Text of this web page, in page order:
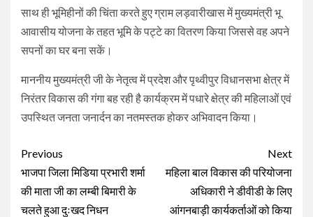
साथ ही भूमिहीनों की चिंता करते हुए ग्राम लड़वारीखास में मुख्यमंत्री भू
आवासीय योजना के तहत भूमि के पट्टे का वितरण किया जिससे वह अपने
सपनों का घर बना सकें।
माननीय मुख्यमंत्री जी के नेतृत्व में प्रदेश और पृथ्वीपुर विधानसभा क्षेत्र में
निरंतर विकास की गंगा बह रही है कार्यक्रम में पधारे क्षेत्र की महिलाओं एवं
उपस्थित जनता जनार्दन का नतमस्तक होकर अभिवादन किया।
Continue
Reading
Previous
भाजपा जिला मिडिया प्रभारी शर्मा
की माता जी का लम्बी बिमारी के
चलते हुआ दुःखद निधन
Next
महिला बाल विकास की परियोजना
अधिकारी ने डीवीडी के लिए
आंगनबाड़ी कार्यकर्ताओं को किया